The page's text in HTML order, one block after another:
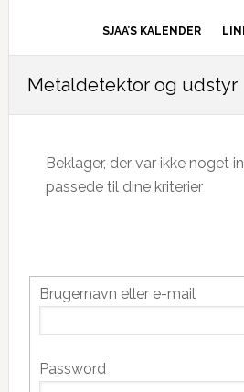
SJAA’S KALENDER
Metaldetektor og udstyr
Beklager, der var ikke noget
passede til dine kriterier
Primær
Sidebar
Brugernavn eller e-mail
Password